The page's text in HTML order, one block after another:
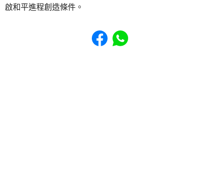
啟和平進程創造條件。
Share to Facebook
Share to WhatsApp